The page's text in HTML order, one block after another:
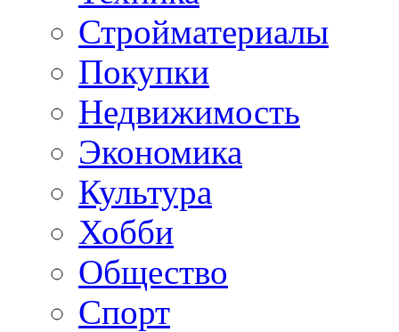
Стройматериалы
Покупки
Недвижимость
Экономика
Культура
Хобби
Общество
Спорт